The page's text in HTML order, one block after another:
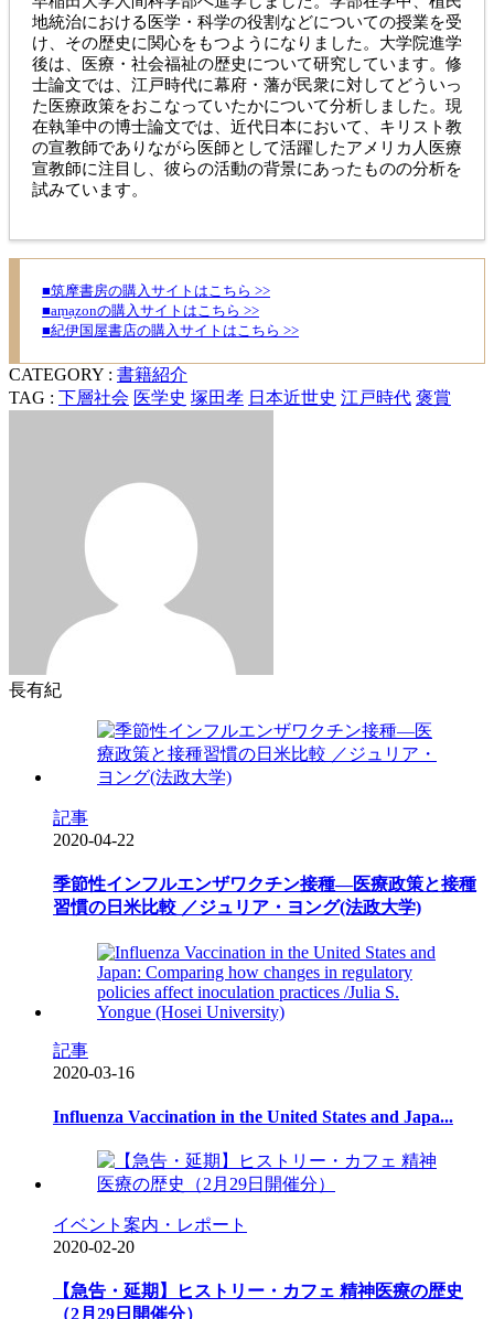
地統治における医学・科学の役割などについての授業を受
け、その歴史に関心をもつようになりました。大学院進学
後は、医療・社会福祉の歴史について研究しています。修
士論文では、江戸時代に幕府・藩が民衆に対してどういっ
た医療政策をおこなっていたかについて分析しました。現
在執筆中の博士論文では、近代日本において、キリスト教
の宣教師でありながら医師として活躍したアメリカ人医療
宣教師に注目し、彼らの活動の背景にあったものの分析を
試みています。
■筑摩書房の購入サイトはこちら >>
■am͜a͉zonの購入サイトはこちら >>
■紀伊国屋書店の購入サイトはこちら >>
CATEGORY : 書籍紹介
TAG : 下層社会 医学史 塚田孝 日本近世史 江戸時代 褒賞
長有紀
記事
2020-04-22
季節性インフルエンザワクチン接種―医療政策と接種
習慣の日米比較 ／ジュリア・ヨング(法政大学)
記事
2020-03-16
Influenza Vaccination in the United States and Japa...
イベント案内・レポート
2020-02-20
【急告・延期】ヒストリー・カフェ 精神医療の歴史
（2月29日開催分）